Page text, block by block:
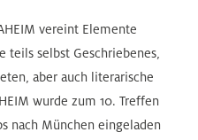
vereint Elemente
teils selbst Geschriebenes,
aber auch literarische
wurde zum 10. Treffen
nach München eingeladen